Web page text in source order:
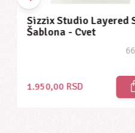
Sizzix Studio Layered
Šablona - Cvet
1.950,00 RSD